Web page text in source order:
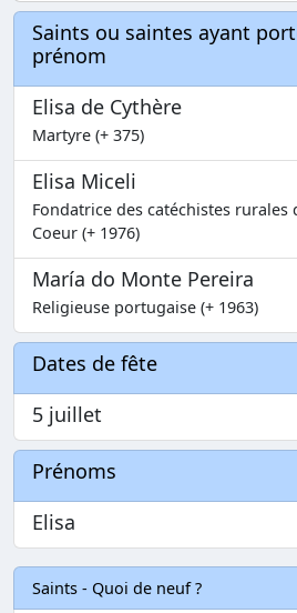
Saints ou saintes ayant
prénom
Elisa de Cythère
Martyre (+ 375)
Elisa Miceli
Fondatrice des catéchistes rurales
Coeur (+ 1976)
María do Monte Pereira
Religieuse portugaise (+ 1963)
Dates de fête
5 juillet
Prénoms
Elisa
Saints - Quoi de neuf ?